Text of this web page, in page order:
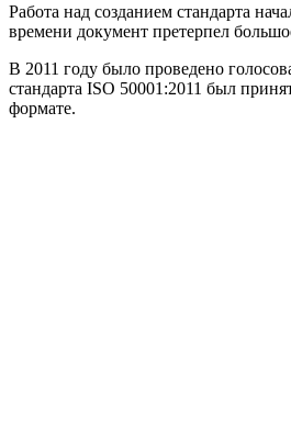
Работа над созданием стандарта
времени документ претерпел
В 2011 году было проведено
стандарта ISO 50001:2011 был
формате.